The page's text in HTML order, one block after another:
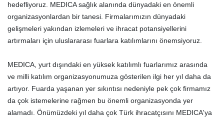
hedefliyoruz. MEDICA sağlık alanında dünyadaki en önemli
organizasyonlardan bir tanesi. Firmalarımızın dünyadaki
gelişmeleri yakından izlemeleri ve ihracat potansiyellerini
artırmaları için uluslararası fuarlara katılımlarını önemsiyoruz.
MEDICA, yurt dışındaki en yüksek katılımlı fuarlarımız arasında
ve milli katılım organizasyonumuza gösterilen ilgi her yıl daha da
artıyor. Fuarda yaşanan yer sıkıntısı nedeniyle pek çok firmamız
da çok istemelerine rağmen bu önemli organizasyonda yer
alamadı. Önümüzdeki yıl daha çok Türk ihracatçısını MEDICA'ya